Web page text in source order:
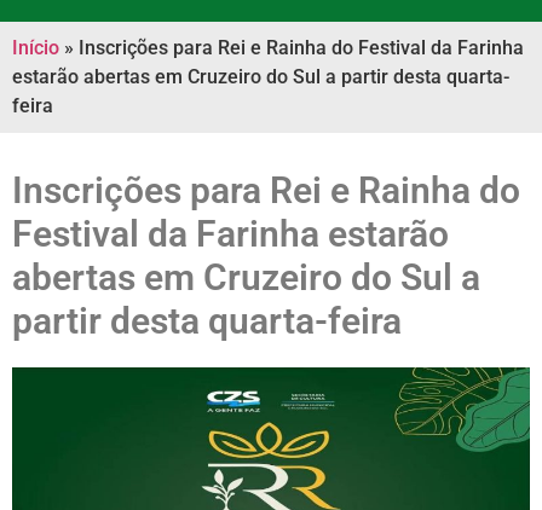
Início » Inscrições para Rei e Rainha do Festival da Farinha
estarão abertas em Cruzeiro do Sul a partir desta quarta-
feira
Inscrições para Rei e Rainha do
Festival da Farinha estarão
abertas em Cruzeiro do Sul a
partir desta quarta-feira